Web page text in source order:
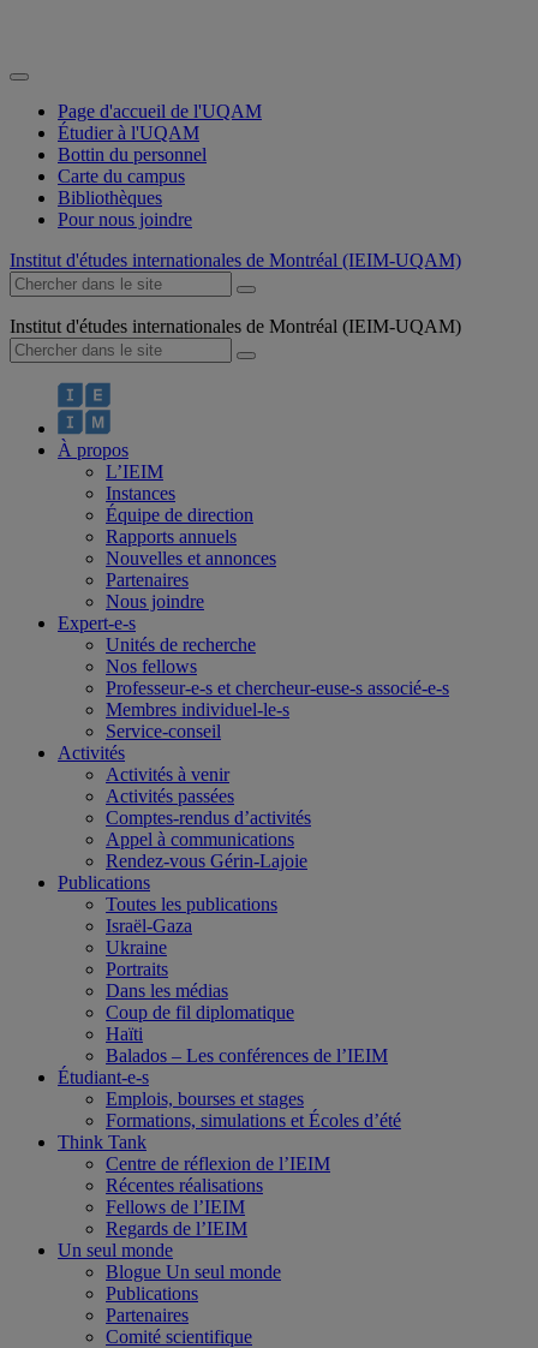
Page d'accueil de l'UQAM
Étudier à l'UQAM
Bottin du personnel
Carte du campus
Bibliothèques
Pour nous joindre
Institut d'études internationales de Montréal (IEIM-UQAM)
Institut d'études internationales de Montréal (IEIM-UQAM)
À propos
L’IEIM
Instances
Équipe de direction
Rapports annuels
Nouvelles et annonces
Partenaires
Nous joindre
Expert-e-s
Unités de recherche
Nos fellows
Professeur-e-s et chercheur-euse-s associé-e-s
Membres individuel-le-s
Service-conseil
Activités
Activités à venir
Activités passées
Comptes-rendus d’activités
Appel à communications
Rendez-vous Gérin-Lajoie
Publications
Toutes les publications
Israël-Gaza
Ukraine
Portraits
Dans les médias
Coup de fil diplomatique
Haïti
Balados – Les conférences de l’IEIM
Étudiant-e-s
Emplois, bourses et stages
Formations, simulations et Écoles d’été
Think Tank
Centre de réflexion de l’IEIM
Récentes réalisations
Fellows de l’IEIM
Regards de l’IEIM
Un seul monde
Blogue Un seul monde
Publications
Partenaires
Comité scientifique